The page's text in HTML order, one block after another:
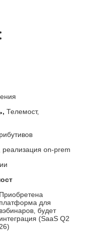
Телемост,
, реализация on-prem
Приобретена
платформа для
вэбинаров, будет
интеграция (SaaS Q2
26)